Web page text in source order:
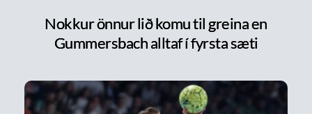
Nokkur önnur lið komu til greina en
Gummersbach alltaf í fyrsta sæti